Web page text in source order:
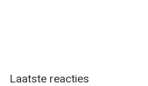
Laatste reacties